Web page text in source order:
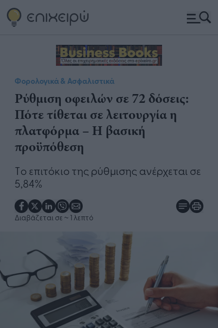
Φορολογικά & Ασφαλιστικά
Ρύθμιση οφειλών σε 72 δόσεις:
Πότε τίθεται σε λειτουργία η
πλατφόρμα – Η βασική
προϋπόθεση
Tο επιτόκιο της ρύθμισης ανέρχεται σε
5,84%
Διαβάζεται σε ~ 1 λεπτό